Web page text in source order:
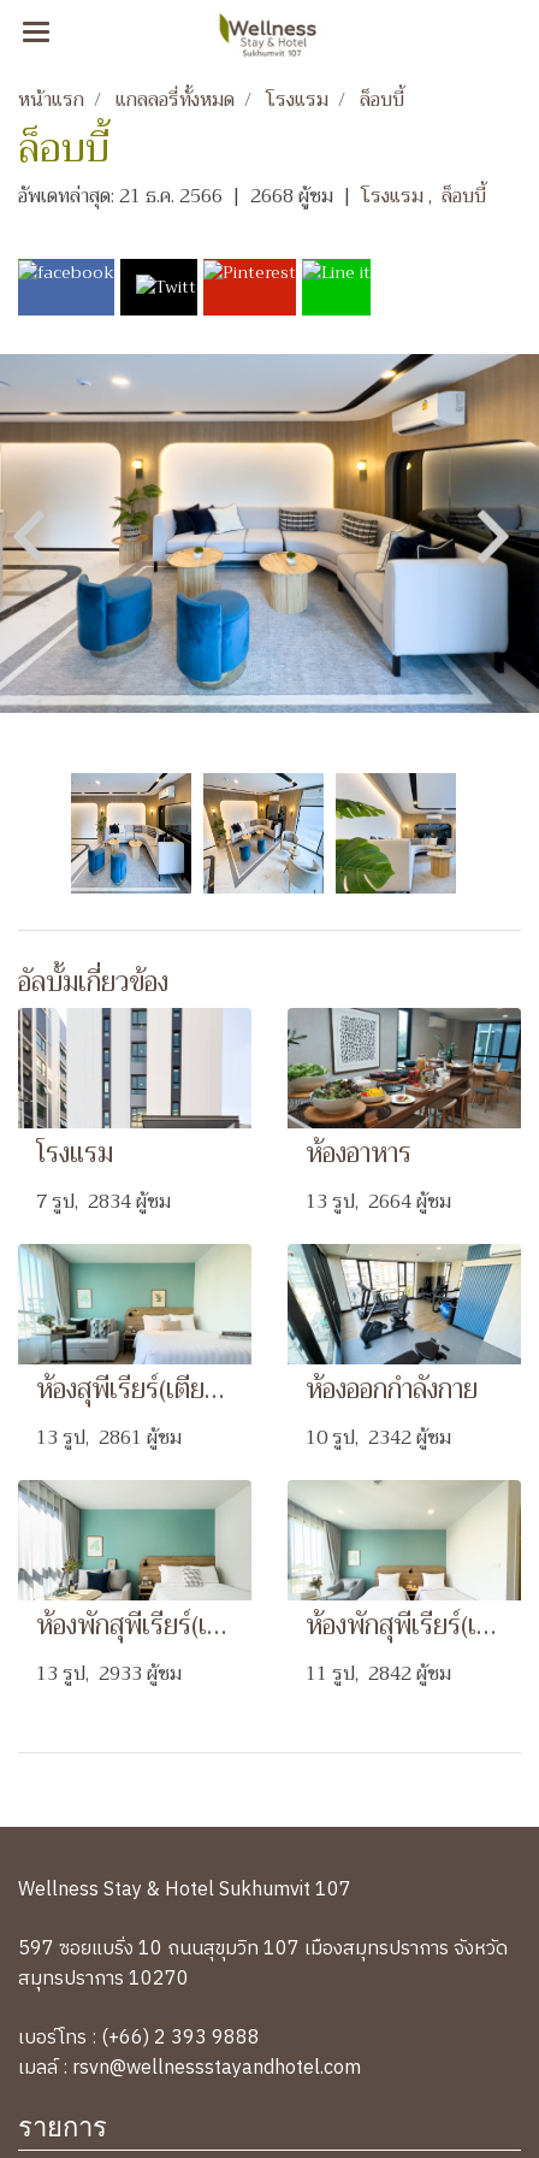
หน้าแรก แกลลอรี่ทั้งหมด โรงแรม ล็อบบี้
ล็อบบี้
อัพเดทล่าสุด: 21 ธ.ค. 2566 | 2668 ผู้ชม | โรงแรม, ล็อบบี้
อัลบั้มเกี่ยวข้อง
โรงแรม
7 รูป, 2834 ผู้ชม
ห้องอาหาร
13 รูป, 2664 ผู้ชม
ห้องสุพีเรียร์(เตียงเดี่ยวกับโซฟาเบด)
13 รูป, 2861 ผู้ชม
ห้องออกกำลังกาย
10 รูป, 2342 ผู้ชม
ห้องพักสุพีเรียร์(เตียงเดี่ยว)
13 รูป, 2933 ผู้ชม
ห้องพักสุพีเรียร์(เตียงคู่)
11 รูป, 2842 ผู้ชม
Wellness Stay & Hotel Sukhumvit 107
597 ซอยแบริ่ง 10 ถนนสุขุมวิท 107 เมืองสมุทรปราการ จังหวัด
สมุทรปราการ 10270
เบอร์โทร : (+66) 2 393 9888
เมลล์ : rsvn@wellnessstayandhotel.com
รายการ